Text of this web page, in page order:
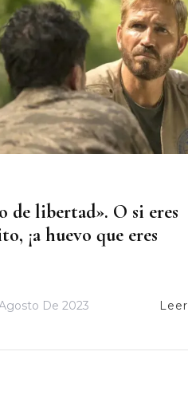
de libertad». O si eres
¡a huevo que eres
De 2023 Leer